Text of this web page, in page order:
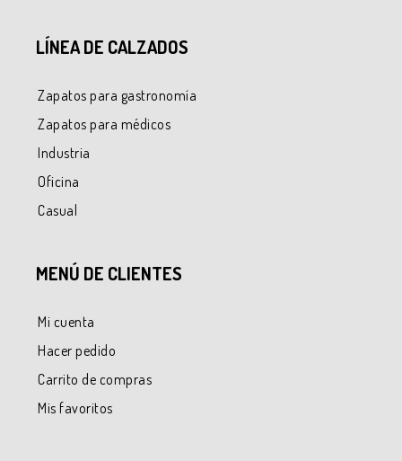
LÍNEA DE CALZADOS
Zapatos para gastronomía
Zapatos para médicos
Industria
Oficina
Casual
MENÚ DE CLIENTES
Mi cuenta
Hacer pedido
Carrito de compras
Mis favoritos